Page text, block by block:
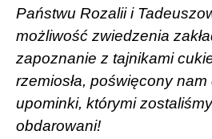
Państwu Rozalii i
możliwość zwiedzenia
zapoznanie z tajnikami
rzemiosła, poświęcony nam
upominki, którymi
obdarowani!